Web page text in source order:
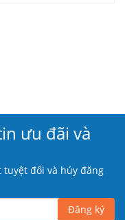
ưu đãi và
tuyệt đối và hủy đăng
Đăng ký